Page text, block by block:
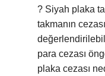
? Siyah plaka
takmanın
para cezası
plaka cezası